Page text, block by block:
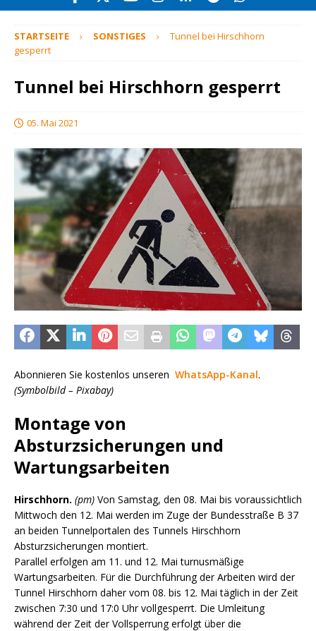
STARTSEITE SONSTIGES
Tunnel bei Hirschhorn
gesperrt
Tunnel bei Hirschhorn gesperrt
05. Mai 2021
Abonnieren Sie kostenlos unseren WhatsApp-Kanal.
(Symbolbild – Pixabay)
Montage von
Absturzsicherungen und
Wartungsarbeiten
Hirschhorn. (pm) Von Samstag, den 08. Mai bis voraussichtlich
Mittwoch den 12. Mai werden im Zuge der Bundesstraße B 37
an beiden Tunnelportalen des Tunnels Hirschhorn
Absturzsicherungen montiert.
Parallel erfolgen am 11. und 12. Mai turnusmäßige
Wartungsarbeiten. Für die Durchführung der Arbeiten wird der
Tunnel Hirschhorn daher vom 08. bis 12. Mai täglich in der Zeit
zwischen 7:30 und 17:0 Uhr vollgesperrt. Die Umleitung
während der Zeit der Vollsperrung erfolgt über die